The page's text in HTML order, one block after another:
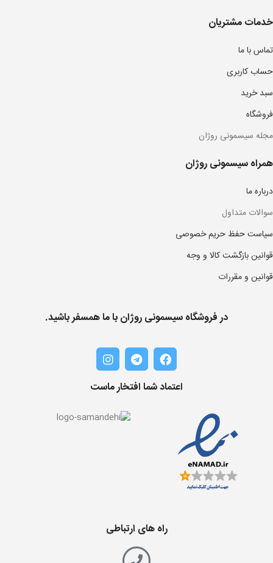
خدمات مشتریان
تماس با ما
حساب کاربری
سبد خرید
فروشگاه
مجله سیسمونی روژان
همراه سیسمونی روژان
درباره ما
سوالات متداول
سیاست حفظ حریم خصوصی
قوانین بازگشت کالا و وجه
قوانین و مقررات
در فروشگاه سیسمونی روژان با ما همسفر باشید.
اعتماد شما افتخار ماست
راه های ارتباطی